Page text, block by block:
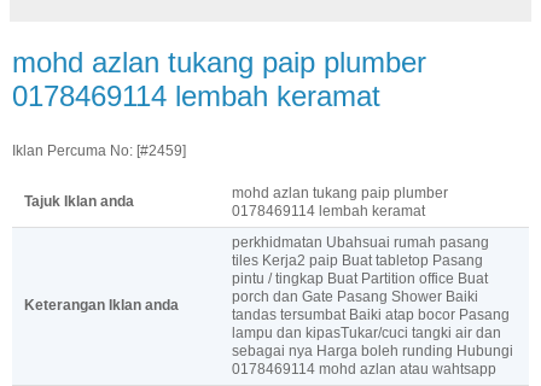
mohd azlan tukang paip plumber
0178469114 lembah keramat
Iklan Percuma No: [#2459]
Tajuk Iklan anda
mohd azlan tukang paip plumber
0178469114 lembah keramat
Keterangan Iklan anda
perkhidmatan Ubahsuai rumah pasang
tiles Kerja2 paip Buat tabletop Pasang
pintu / tingkap Buat Partition office Buat
porch dan Gate Pasang Shower Baiki
tandas tersumbat Baiki atap bocor Pasang
lampu dan kipasTukar/cuci tangki air dan
sebagai nya Harga boleh runding Hubungi
0178469114 mohd azlan atau wahtsapp